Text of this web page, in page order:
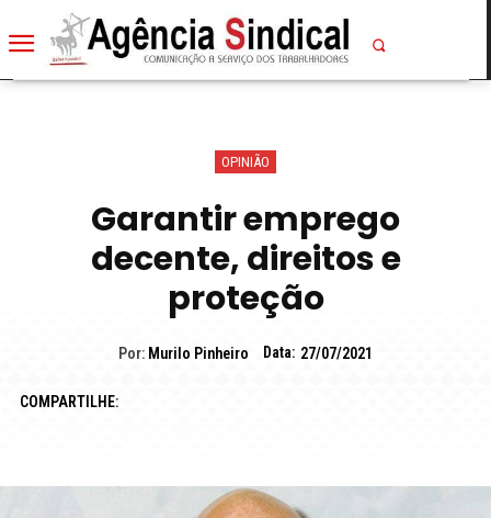
OPINIÃO
Garantir emprego
decente, direitos e
proteção
Por: Murilo Pinheiro Data: 27/07/2021
COMPARTILHE: